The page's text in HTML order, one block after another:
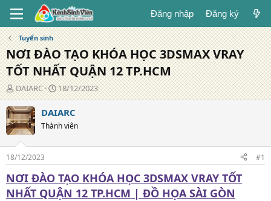
Đăng nhập Đăng ký
Tuyển sinh
NƠI ĐÀO TẠO KHÓA HỌC 3DSMAX VRAY
TỐT NHẤT QUẬN 12 TP.HCM
T
á
c
g
i
ả
DAIARC
N
g
à
y
đ
g
18/12/2023
DAIARC
Thành viên
18/12/2023 #1
NƠI ĐÀO TẠO KHÓA HỌC 3DSMAX VRAY TỐT
NHẤT QUẬN 12 TP.HCM | ĐỒ HỌA SÀI GÒN